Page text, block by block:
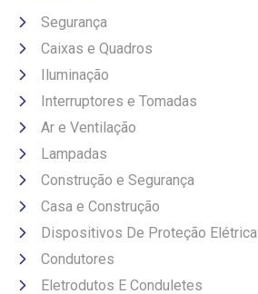
Segurança
Caixas e Quadros
Iluminação
Interruptores e Tomadas
Ar e Ventilação
Lampadas
Construção e Segurança
Casa e Construção
Dispositivos De Proteção Elétrica
Condutores
Eletrodutos E Conduletes